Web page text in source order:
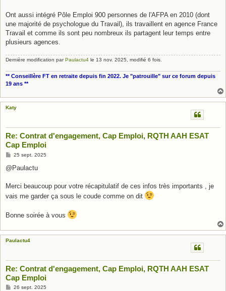
Ont aussi intégré Pôle Emploi 900 personnes de l'AFPA en 2010 (dont
une majorité de psychologue du Travail), ils travaillent en agence France
Travail et comme ils sont peu nombreux ils partagent leur temps entre
plusieurs agences.
Dernière modification parPaulactu4 le 13 nov. 2025, modifié 6 fois.
** Conseillère FT en retraite depuis fin 2022. Je "patrouille" sur ce forum depuis
19 ans **
Katy
Re: Contrat d'engagement, Cap Emploi, RQTH AAH ESAT
Cap Emploi
M
s
g
25 sept. 2025
@Paulactu
Merci beaucoup pour votre récapitulatif de ces infos très importants , je
vais me garder ça sous le coude comme on dit
Bonne soirée à vous
Paulactu4
Re: Contrat d'engagement, Cap Emploi, RQTH AAH ESAT
Cap Emploi
M26 sept. 2025